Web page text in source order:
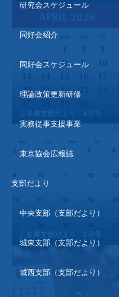
研究会スケジュール
同好会紹介
同好会スケジュール
理論政策更新研修
実務従事支援事業
東京協会広報誌
支部だより
中央支部（支部だより）
城東支部（支部だより）
城西支部（支部だより）